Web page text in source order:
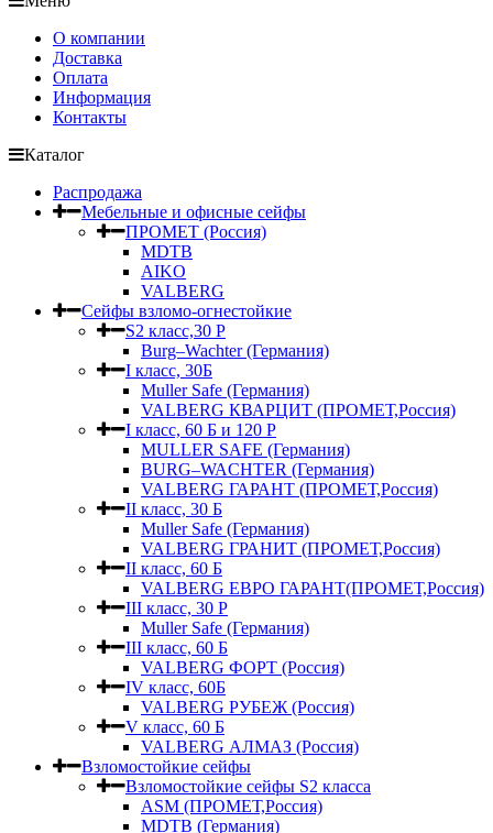
О компании
Доставка
Оплата
Информация
Контакты
Каталог
Распродажа
Мебельные и офисные сейфы
ПРОМЕТ (Россия)
MDTB
AIKO
VALBERG
Сейфы взломо-огнестойкие
S2 класс,30 Р
Burg–Wachter (Германия)
I класс, 30Б
Muller Safe (Германия)
VALBERG КВАРЦИТ (ПРОМЕТ,Россия)
I класс, 60 Б и 120 Р
MULLER SAFE (Германия)
BURG–WACHTER (Германия)
VALBERG ГАРАНТ (ПРОМЕТ,Россия)
II класс, 30 Б
Muller Safe (Германия)
VALBERG ГРАНИТ (ПРОМЕТ,Россия)
II класс, 60 Б
VALBERG ЕВРО ГАРАНТ(ПРОМЕТ,Россия)
III класс, 30 Р
Muller Safe (Германия)
III класс, 60 Б
VALBERG ФОРТ (Россия)
IV класс, 60Б
VALBERG РУБЕЖ (Россия)
V класс, 60 Б
VALBERG АЛМАЗ (Россия)
Взломостойкие сейфы
Взломостойкие сейфы S2 класса
ASM (ПРОМЕТ,Россия)
MDTB (Германия)